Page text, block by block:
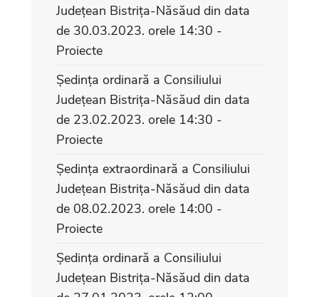
Județean Bistrița-Năsăud din data
de 30.03.2023. orele 14:30 -
Proiecte
Ședința ordinară a Consiliului
Județean Bistrița-Năsăud din data
de 23.02.2023. orele 14:30 -
Proiecte
Ședința extraordinară a Consiliului
Județean Bistrița-Năsăud din data
de 08.02.2023. orele 14:00 -
Proiecte
Ședința ordinară a Consiliului
Județean Bistrița-Năsăud din data